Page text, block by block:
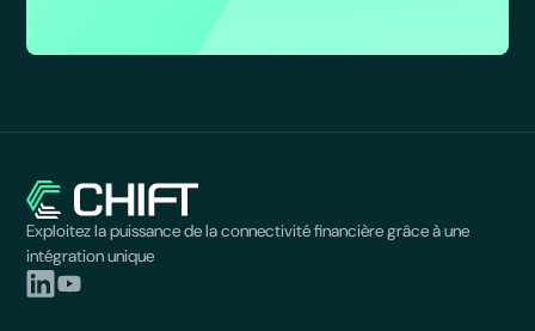
Exploitez la puissance de la connectivité financière grâce à une
intégration unique